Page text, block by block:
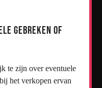
gebreken of
te zijn over eventuele
het verkopen ervan